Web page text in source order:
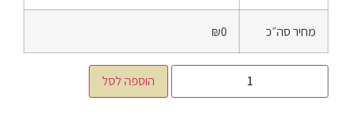
מחיר סה״כ ₪0
הוספה לסל